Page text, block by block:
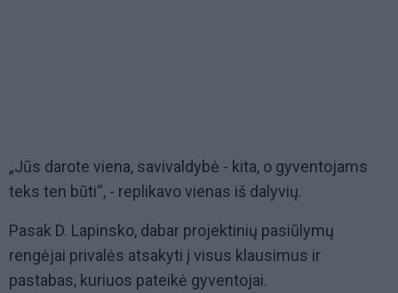
„Jūs darote viena, savivaldybė - kita, o gyventojams
teks ten būti“, - replikavo vienas iš dalyvių.
Pasak D. Lapinsko, dabar projektinių pasiūlymų
rengėjai privalės atsakyti į visus klausimus ir
pastabas, kuriuos pateikė gyventojai.